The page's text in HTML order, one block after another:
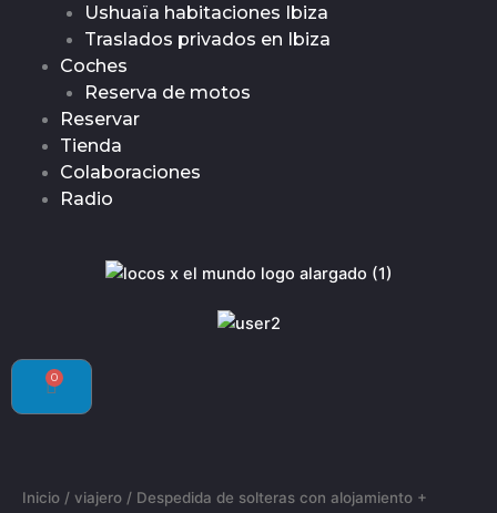
0
Carrito
Ushuaïa habitaciones Ibiza
Traslados privados en Ibiza
Coches
Reserva de motos
Reservar
Tienda
Colaboraciones
Radio
Inicio / viajero / Despedida de solteras con alojamiento +